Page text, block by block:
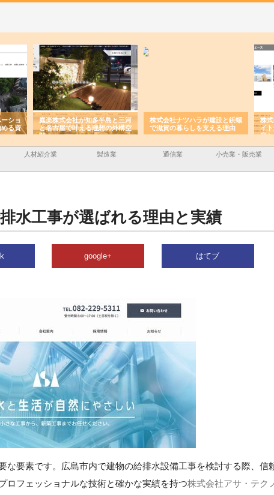
島と三河
の外構空
株式会社ナツハラが建設と鋲螺
で滋賀の暮らしを支える理由
株式会社メタルエースの企業サ
イトが提供する充実した情報内
容とは
人材紹介業 製造業 通信業 小売業・販売業
水工事が選ばれる理由と実績
google+ はてブ
な要素です。広島市内で建物の給排水設備工事を検討する際、信
ロフェッショナルな技術と確かな実績を持つ株式会社アサ・テク